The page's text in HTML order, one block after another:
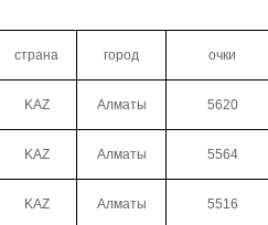
страна город очки
KAZ Алматы 5620
KAZ Алматы 5564
KAZ Алматы 5516